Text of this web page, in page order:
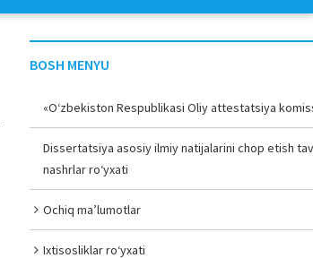
BOSH MENYU
«O‘zbekiston Respublikasi Oliy attestatsiya
Dissertatsiya asosiy ilmiy natijalarini chop etish
nashrlar ro‘yxati
Ochiq ma’lumotlar
Ixtisosliklar ro‘yxati